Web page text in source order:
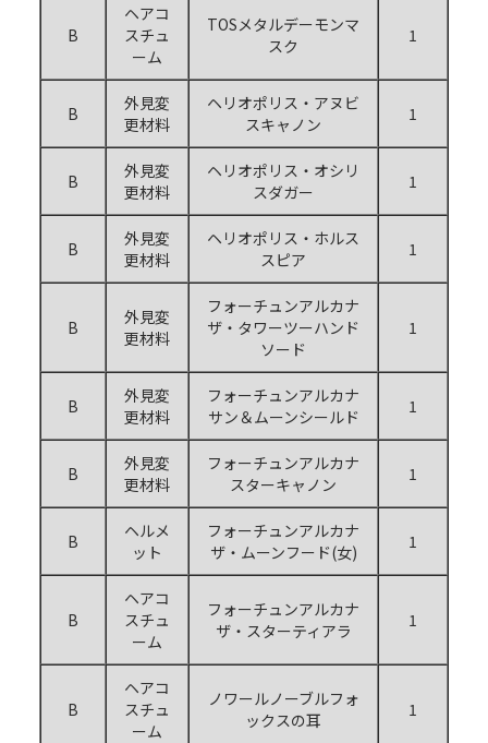
B
ヘアコ
スチュ
ーム
TOSメタルデーモンマ
スク
1
B
外見変
更材料
ヘリオポリス・アヌビ
スキャノン
1
B
外見変
更材料
ヘリオポリス・オシリ
スダガー
1
B
外見変
更材料
ヘリオポリス・ホルス
スピア
1
B
外見変
更材料
フォーチュンアルカナ
ザ・タワーツーハンド
ソード
1
B
外見変
更材料
フォーチュンアルカナ
サン＆ムーンシールド
1
B
外見変
更材料
フォーチュンアルカナ
スターキャノン
1
B
ヘルメ
ット
フォーチュンアルカナ
ザ・ムーンフード(女)
1
B
ヘアコ
スチュ
ーム
フォーチュンアルカナ
ザ・スターティアラ
1
B
ヘアコ
スチュ
ーム
ノワールノーブルフォ
ックスの耳
1